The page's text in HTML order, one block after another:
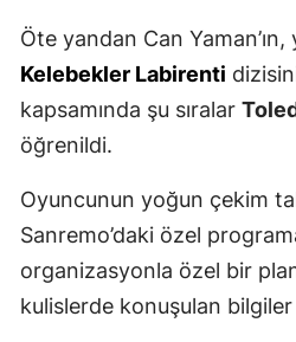
Öte yandan Can
Kelebekler Labirenti
kapsamında şu sıralar
öğrenildi.
Oyuncunun yoğun çekim
Sanremo’daki özel
organizasyonla özel bir
kulislerde konuşulan bilgiler